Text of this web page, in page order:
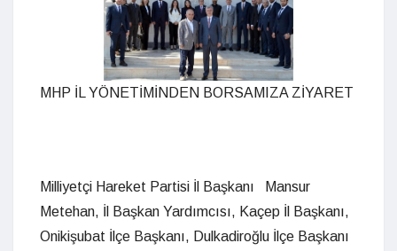
MHP İL YÖNETİMİNDEN BORSAMIZA ZİYARET
Milliyetçi Hareket Partisi İl Başkanı Mansur
Metehan, İl Başkan Yardımcısı, Kaçep İl Başkanı,
Onikişubat İlçe Başkanı, Dulkadiroğlu İlçe Başkanı